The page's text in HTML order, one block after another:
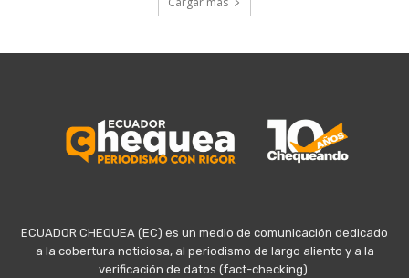
ECUADOR CHEQUEA (EC) es un medio de comunicación dedicado
a la cobertura noticiosa, al periodismo de largo aliento y a la
verificación de datos (fact-checking).